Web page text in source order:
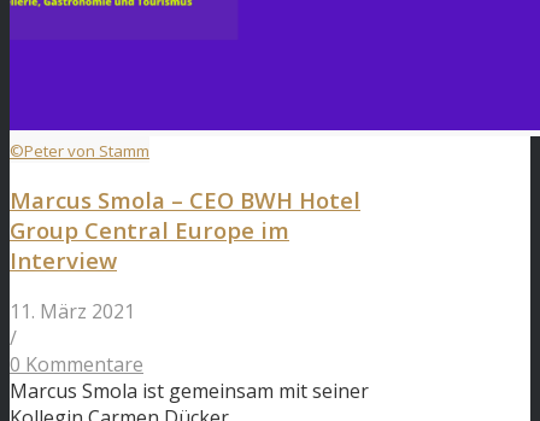
©Peter von Stamm
Marcus Smola – CEO BWH Hotel
Group Central Europe im
Interview
11. März 2021
/
0 Kommentare
Marcus Smola ist gemeinsam mit seiner